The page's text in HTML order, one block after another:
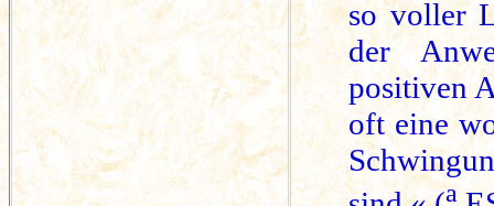
so voller
der
positiven
oft eine
a